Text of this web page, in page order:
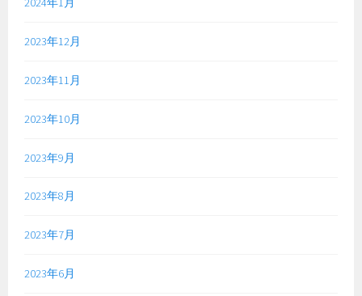
2023年12月
2023年11月
2023年10月
2023年9月
2023年8月
2023年7月
2023年6月